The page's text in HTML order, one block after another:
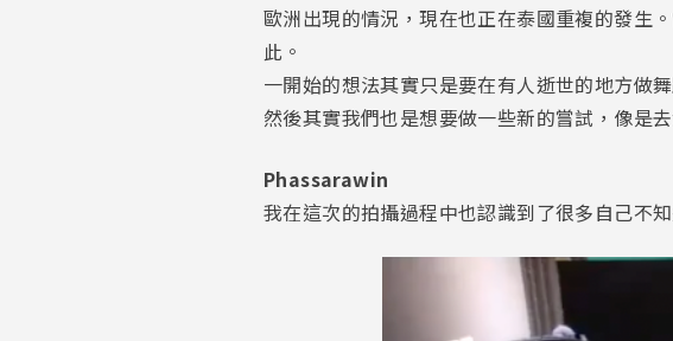
歐洲出現的情況，現在也正在泰國重複的發生
此。
一開始的想法其實只是要在有人逝世的地方做
然後其實我們也是想要做一些新的嘗試，像是
Phassarawin
我在這次的拍攝過程中也認識到了很多自己不